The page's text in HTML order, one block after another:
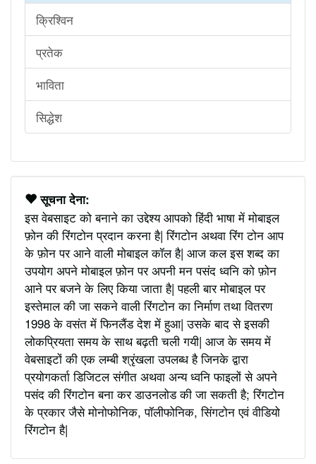
क्रिश्विन
प्रतेक
भाविता
सिद्धेश
सूचना देना:
इस वेबसाइट को बनाने का उद्देश्य आपको हिंदी भाषा में मोबाइल
फ़ोन की रिंगटोन प्रदान करना है| रिंगटोन अथवा रिंग टोन आप
के फ़ोन पर आने वाली मोबाइल कॉल है| आज कल इस शब्द का
उपयोग अपने मोबाइल फ़ोन पर अपनी मन पसंद ध्वनि को फ़ोन
आने पर बजने के लिए किया जाता है| पहली बार मोबाइल पर
इस्तेमाल की जा सकने वाली रिंगटोन का निर्माण तथा वितरण
1998 के वसंत में फिनलैंड देश में हुआ| उसके बाद से इसकी
लोकप्रियता समय के साथ बढ़ती चली गयी| आज के समय में
वेबसाइटों की एक लम्बी श्रृंखला उपलब्ध है जिनके द्वारा
प्रयोगकर्ता डिजिटल संगीत अथवा अन्य ध्वनि फाइलों से अपने
पसंद की रिंगटोन बना कर डाउनलोड की जा सकती है; रिंगटोन
के प्रकार जैसे मोनोफोनिक, पॉलीफोनिक, सिंगटोन एवं वीडियो
रिंगटोन है|